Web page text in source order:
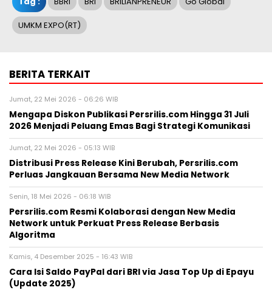
UMKM EXPO(RT)
BERITA TERKAIT
Jumat, 22 Mei 2026 - 06:26 WIB
Mengapa Diskon Publikasi Persrilis.com Hingga 31 Juli
2026 Menjadi Peluang Emas Bagi Strategi Komunikasi
Jumat, 22 Mei 2026 - 05:13 WIB
Distribusi Press Release Kini Berubah, Persrilis.com
Perluas Jangkauan Bersama New Media Network
Senin, 18 Mei 2026 - 06:18 WIB
Persrilis.com Resmi Kolaborasi dengan New Media
Network untuk Perkuat Press Release Berbasis
Algoritma
Kamis, 4 Desember 2025 - 16:43 WIB
Cara Isi Saldo PayPal dari BRI via Jasa Top Up di Epayu
(Update 2025)